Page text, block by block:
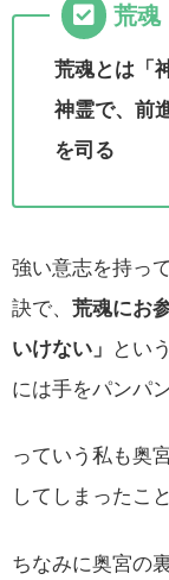
荒魂
荒魂とは「
神霊で、前
を司る
強い意志を持っ
訣で、 荒魂にお
いけない」
とい
には手をパンパ
っていう私も奥
してしまったこ
ちなみに奥宮の